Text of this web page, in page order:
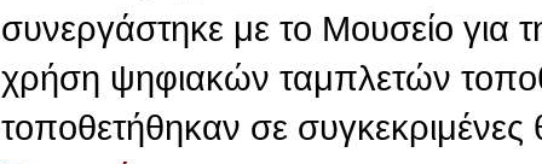
συνεργάστηκε με το Μουσείο για
χρήση ψηφιακών ταμπλετών
τοποθετήθηκαν σε